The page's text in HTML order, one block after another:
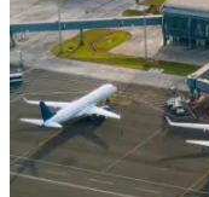
Naujausi
Regionai
Lietuva
Pasaulis
Politika